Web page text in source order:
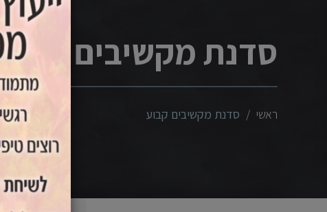
סדנת מקשיבים קבוע
ראשי סדנת מקשיבים קבוע